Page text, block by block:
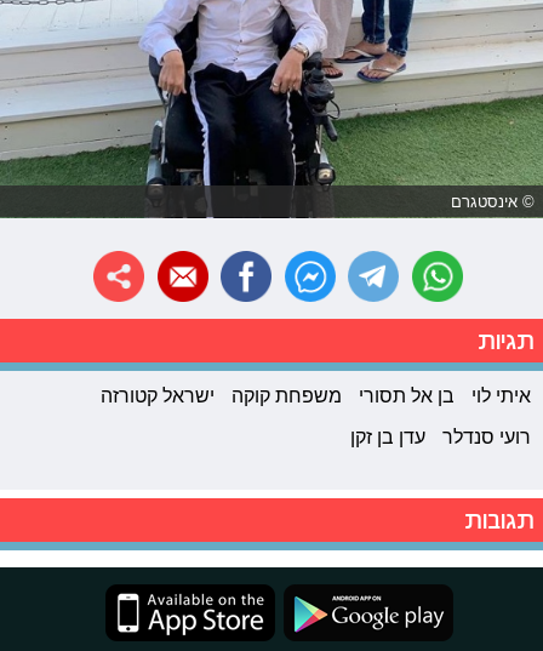
© אינסטגרם
תגיות
איתי לוי בן אל תסורי משפחת קוקה
ישראל קטורזה
רועי סנדלר
עדן בן זקן
תגובות